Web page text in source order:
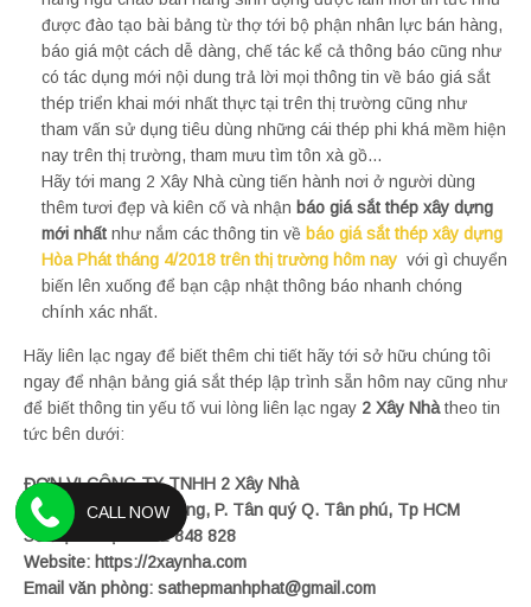
được đào tạo bài bảng từ thợ tới bộ phận nhân lực bán hàng,
báo giá một cách dễ dàng, chế tác kể cả thông báo cũng như
có tác dụng mới nội dung trả lời mọi thông tin về báo giá sắt
thép triển khai mới nhất thực tại trên thị trường cũng như
tham vấn sử dụng tiêu dùng những cái thép phi khá mềm hiện
nay trên thị trường, tham mưu tìm tôn xà gồ…
Hãy tới mang 2 Xây Nhà cùng tiến hành nơi ở người dùng
thêm tươi đẹp và kiên cố và nhận báo giá sắt thép xây dựng
mới nhất như nắm các thông tin về báo giá sắt thép xây dựng
Hòa Phát tháng 4/2018 trên thị trường hôm nay với gì chuyển
biến lên xuống để bạn cập nhật thông báo nhanh chóng
chính xác nhất.
Hãy liên lạc ngay để biết thêm chi tiết hãy tới sở hữu chúng tôi
ngay để nhận bảng giá sắt thép lập trình sẵn hôm nay cũng như
để biết thông tin yếu tố vui lòng liên lạc ngay 2 Xây Nhàtheo tin
tức bên dưới:
ĐƠN VỊ CÔNG TY TNHH 2 Xây Nhà
Đ/c: 128/31, Tân hương, P. Tân quý Q. Tân phú, Tp HCM
Số điện thoại: 0901 848 828
Website: https://2xaynha.com
Email văn phòng: sathepmanhphat@gmail.com
CALL NOW